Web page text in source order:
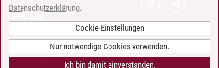
INTRANET
BARRIEREFREIHEIT
COOKIE-EINSTELLUNGEN
Datenschutzerklärung.
Cookie-Einstellungen
Nur notwendige Cookies verwenden.
Ich bin damit einverstanden.